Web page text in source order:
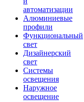
автоматизации
Алюминиевые
профили
Функциональный
свет
Дизайнерский
свет
Системы
освещения
Наружное
освещение